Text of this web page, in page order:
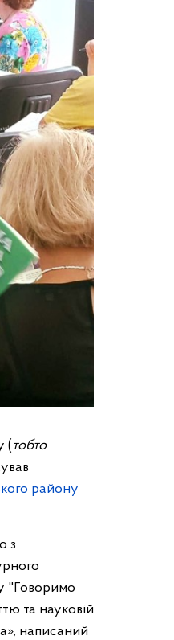
( тобто
району
з
"Говоримо
та науковій
написаний